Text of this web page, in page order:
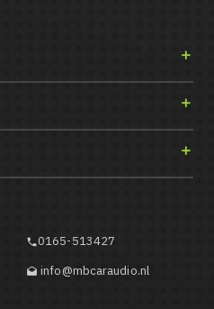



0165-513427
 info@mbcaraudio.nl